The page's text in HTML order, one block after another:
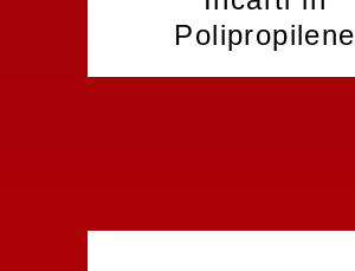
Polipropilene